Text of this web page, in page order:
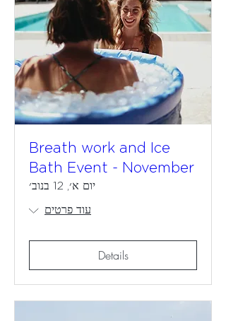
Breath work and Ice
Bath Event - November
יום א׳, 12 בנוב׳
עוד פרטים
Details